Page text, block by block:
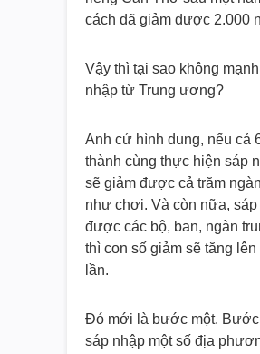
cách đã giảm được 2.000
Vậy thì tại sao không
nhập từ Trung ương?
Anh cứ hình dung, nếu cả
thành cùng thực hiện sáp
sẽ giảm được cả trăm
như chơi. Và còn nữa, sáp
được các bộ, ban, ngàn
thì con số giảm sẽ tăng lên
lần.
Đó mới là bước một. Bước
sáp nhập một số địa